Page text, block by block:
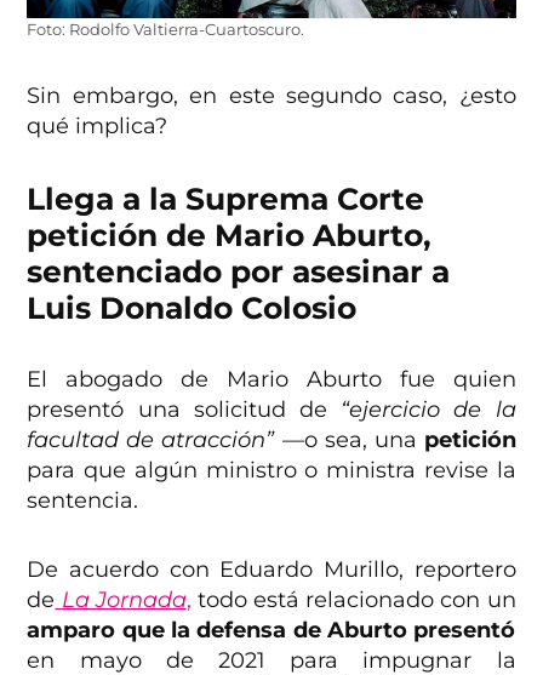
Foto: Rodolfo Valtierra-Cuartoscuro.
Sin embargo, en este segundo caso, ¿esto
qué implica?
Llega a la Suprema Corte
petición de Mario Aburto,
sentenciado por asesinar a
Luis Donaldo Colosio
El abogado de Mario Aburto fue quien
presentó una solicitud de “ejercicio de la
facultad de atracción” —o sea, una petición
para que algún ministro o ministra revise la
sentencia.
De acuerdo con Eduardo Murillo, reportero
de La Jornada, todo está relacionado con un
amparo que la defensa de Aburto presentó
en mayo de 2021 para impugnar la